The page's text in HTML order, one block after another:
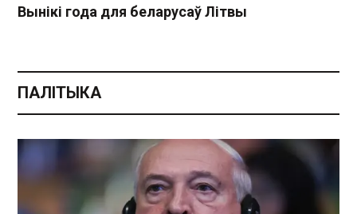
Вынікі года для беларусаў Літвы
ПАЛІТЫКА